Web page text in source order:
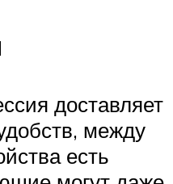
доставляет
между
есть